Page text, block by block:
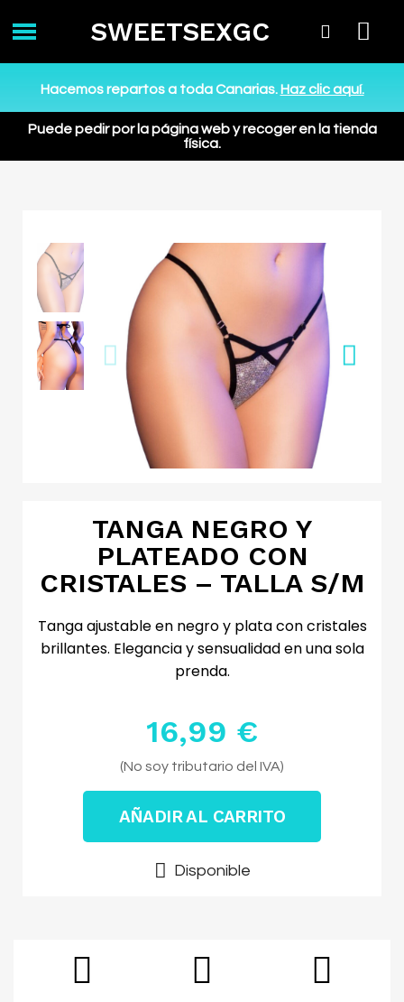
SWEETSEXGC
Hacemos repartos a toda Canarias.Haz clic aquí.
Puede pedir por la página web y recoger en la tienda
física.
TANGA NEGRO Y
PLATEADO CON
CRISTALES – TALLA S/M
Tanga ajustable en negro y plata con cristales
brillantes. Elegancia y sensualidad en una sola
prenda.
16,99 €
Impuestos excluidos
(No soy tributario del IVA)
AÑADIR AL CARRITO
Disponible